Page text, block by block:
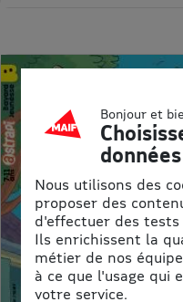
Bonjour et
données
Nous utilisons des
proposer des
d'effectuer des
Ils enrichissent la
métier de nos
à ce que l'usage qui
votre service.